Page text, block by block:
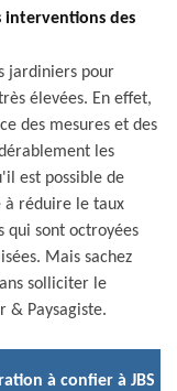
interventions des
jardiniers pour
élevées. En effet,
des mesures et des
les
est possible de
à réduire le taux
qui sont octroyées
Mais sachez
solliciter le
& Paysagiste.
à confier à JBS